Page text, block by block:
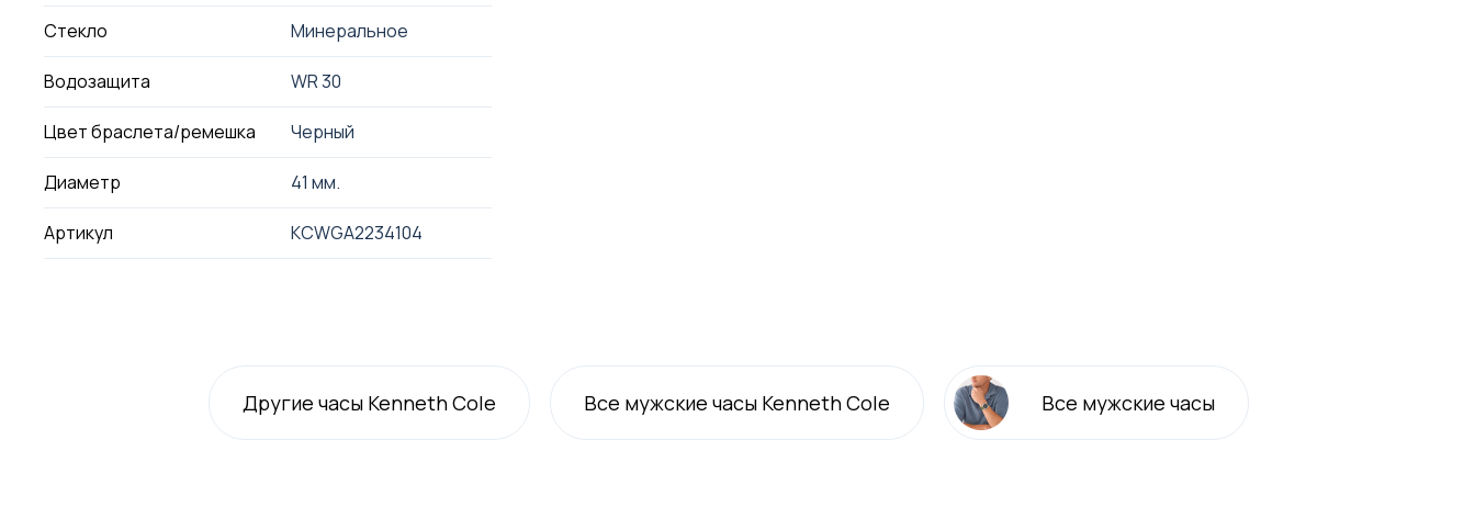
Стекло Минеральное
Водозащита WR 30
Цвет браслета/ремешка Черный
Диаметр 41 мм.
Артикул KCWGA2234104
Другие часы Kenneth Cole Все мужские часы Kenneth Cole Все мужские часы